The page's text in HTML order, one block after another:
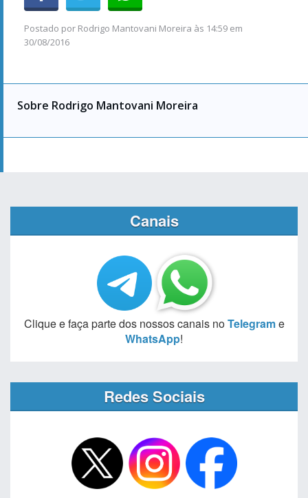
Postado por Rodrigo Mantovani Moreira às 14:59 em
30/08/2016
Sobre Rodrigo Mantovani Moreira
Canais
Clique e faça parte dos nossos canais noTelegrame
WhatsApp!
Redes Sociais